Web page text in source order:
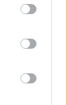
nostra proprietà.